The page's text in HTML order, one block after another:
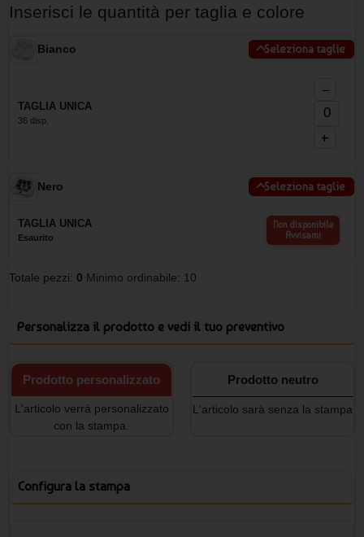
Inserisci le quantità per taglia e colore
Bianco Seleziona taglie
TAGLIA UNICA
36 disp.
−
+
Nero Seleziona taglie
TAGLIA UNICA
Esaurito
Non disponibile
Avvisami
Totale pezzi: 0 Minimo ordinabile: 10
Personalizza il prodotto e vedi il tuo preventivo
Prodotto personalizzato
L'articolo verrà personalizzato
con la stampa.
Prodotto neutro
L'articolo sarà senza la stampa
Configura la stampa